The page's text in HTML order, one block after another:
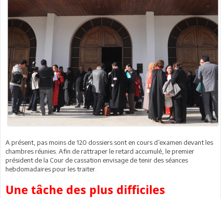
A présent, pas moins de 120 dossiers sont en cours d’examen devant les
chambres réunies. Afin de rattraper le retard accumulé, le premier
président de la Cour de cassation envisage de tenir des séances
hebdomadaires pour les traiter.
Une tâche des plus difficiles